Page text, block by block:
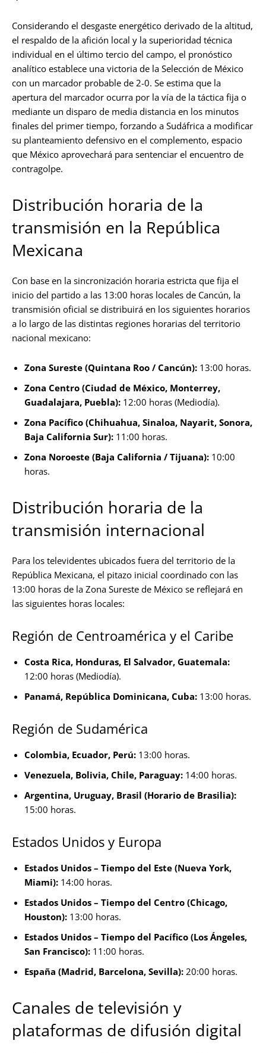
Considerando el desgaste energético derivado de la altitud,
el respaldo de la afición local y la superioridad técnica
individual en el último tercio del campo, el pronóstico
analítico establece una victoria de la Selección de México
con un marcador probable de 2-0. Se estima que la
apertura del marcador ocurra por la vía de la táctica fija o
mediante un disparo de media distancia en los minutos
finales del primer tiempo, forzando a Sudáfrica a modificar
su planteamiento defensivo en el complemento, espacio
que México aprovechará para sentenciar el encuentro de
contragolpe.
Distribución horaria de la
transmisión en la República
Mexicana
Con base en la sincronización horaria estricta que fija el
inicio del partido a las 13:00 horas locales de Cancún, la
transmisión oficial se distribuirá en los siguientes horarios
a lo largo de las distintas regiones horarias del territorio
nacional mexicano:
Zona Sureste (Quintana Roo / Cancún): 13:00 horas.
Zona Centro (Ciudad de México, Monterrey,
Guadalajara, Puebla): 12:00 horas (Mediodía).
Zona Pacífico (Chihuahua, Sinaloa, Nayarit, Sonora,
Baja California Sur): 11:00 horas.
Zona Noroeste (Baja California / Tijuana): 10:00
horas.
Distribución horaria de la
transmisión internacional
Para los televidentes ubicados fuera del territorio de la
República Mexicana, el pitazo inicial coordinado con las
13:00 horas de la Zona Sureste de México se reflejará en
las siguientes horas locales:
Región de Centroamérica y el Caribe
Costa Rica, Honduras, El Salvador, Guatemala:
12:00 horas (Mediodía).
Panamá, República Dominicana, Cuba: 13:00 horas.
Región de Sudamérica
Colombia, Ecuador, Perú: 13:00 horas.
Venezuela, Bolivia, Chile, Paraguay: 14:00 horas.
Argentina, Uruguay, Brasil (Horario de Brasilia):
15:00 horas.
Estados Unidos y Europa
Estados Unidos – Tiempo del Este (Nueva York,
Miami): 14:00 horas.
Estados Unidos – Tiempo del Centro (Chicago,
Houston): 13:00 horas.
Estados Unidos – Tiempo del Pacífico (Los Ángeles,
San Francisco): 11:00 horas.
España (Madrid, Barcelona, Sevilla): 20:00 horas.
Canales de televisión y
plataformas de difusión digital